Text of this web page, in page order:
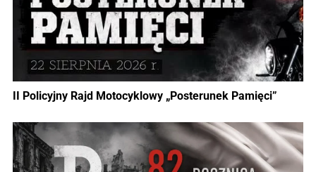
II Policyjny Rajd Motocyklowy „Posterunek Pamięci”